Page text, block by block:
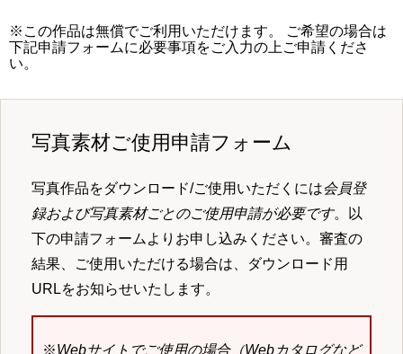
※この作品は無償でご利用いただけます。 ご希望の場合は
下記申請フォームに必要事項をご入力の上ご申請くださ
い。
写真素材ご使用申請フォーム
写真作品をダウンロード/ご使用いただくには会員登
録および写真素材ごとのご使用申請が必要です。以
下の申請フォームよりお申し込みください。審査の
結果、ご使用いただける場合は、ダウンロード用
URLをお知らせいたします。
※Webサイトでご使用の場合（Webカタログなど